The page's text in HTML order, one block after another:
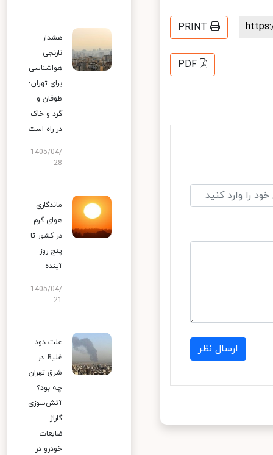
PRINT
PDF
ارسال نظر
هشدار
نارنجی
هواشناسی
برای تهران؛
طوفان و
گرد و خاک
در راه است
1405/04/
28
ماندگاری
هوای گرم
در کشور تا
پنج روز
آینده
1405/04/
علت دود
غلیظ در
شرق تهران
چه بود؟
آتش‌سوزی
گاراژ
ضایعات
خودرو در